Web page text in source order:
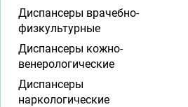
Диспансеры врачебно-
физкультурные
Диспансеры кожно-
венерологические
Диспансеры
наркологические